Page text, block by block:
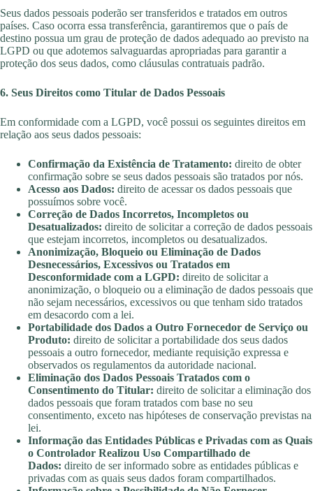
Seus dados pessoais poderão ser transferidos e tratados em outros
países. Caso ocorra essa transferência, garantiremos que o país de
destino possua um grau de proteção de dados adequado ao previsto na
LGPD ou que adotemos salvaguardas apropriadas para garantir a
proteção dos seus dados, como cláusulas contratuais padrão.
6. Seus Direitos como Titular de Dados Pessoais
Em conformidade com a LGPD, você possui os seguintes direitos em
relação aos seus dados pessoais:
Confirmação da Existência de Tratamento: direito de obter
confirmação sobre se seus dados pessoais são tratados por nós.
Acesso aos Dados: direito de acessar os dados pessoais que
possuímos sobre você.
Correção de Dados Incorretos, Incompletos ou
Desatualizados: direito de solicitar a correção de dados pessoais
que estejam incorretos, incompletos ou desatualizados.
Anonimização, Bloqueio ou Eliminação de Dados
Desnecessários, Excessivos ou Tratados em
Desconformidade com a LGPD: direito de solicitar a
anonimização, o bloqueio ou a eliminação de dados pessoais que
não sejam necessários, excessivos ou que tenham sido tratados
em desacordo com a lei.
Portabilidade dos Dados a Outro Fornecedor de Serviço ou
Produto: direito de solicitar a portabilidade dos seus dados
pessoais a outro fornecedor, mediante requisição expressa e
observados os regulamentos da autoridade nacional.
Eliminação dos Dados Pessoais Tratados com o
Consentimento do Titular: direito de solicitar a eliminação dos
dados pessoais que foram tratados com base no seu
consentimento, exceto nas hipóteses de conservação previstas na
lei.
Informação das Entidades Públicas e Privadas com as Quais
o Controlador Realizou Uso Compartilhado de
Dados: direito de ser informado sobre as entidades públicas e
privadas com as quais seus dados foram compartilhados.